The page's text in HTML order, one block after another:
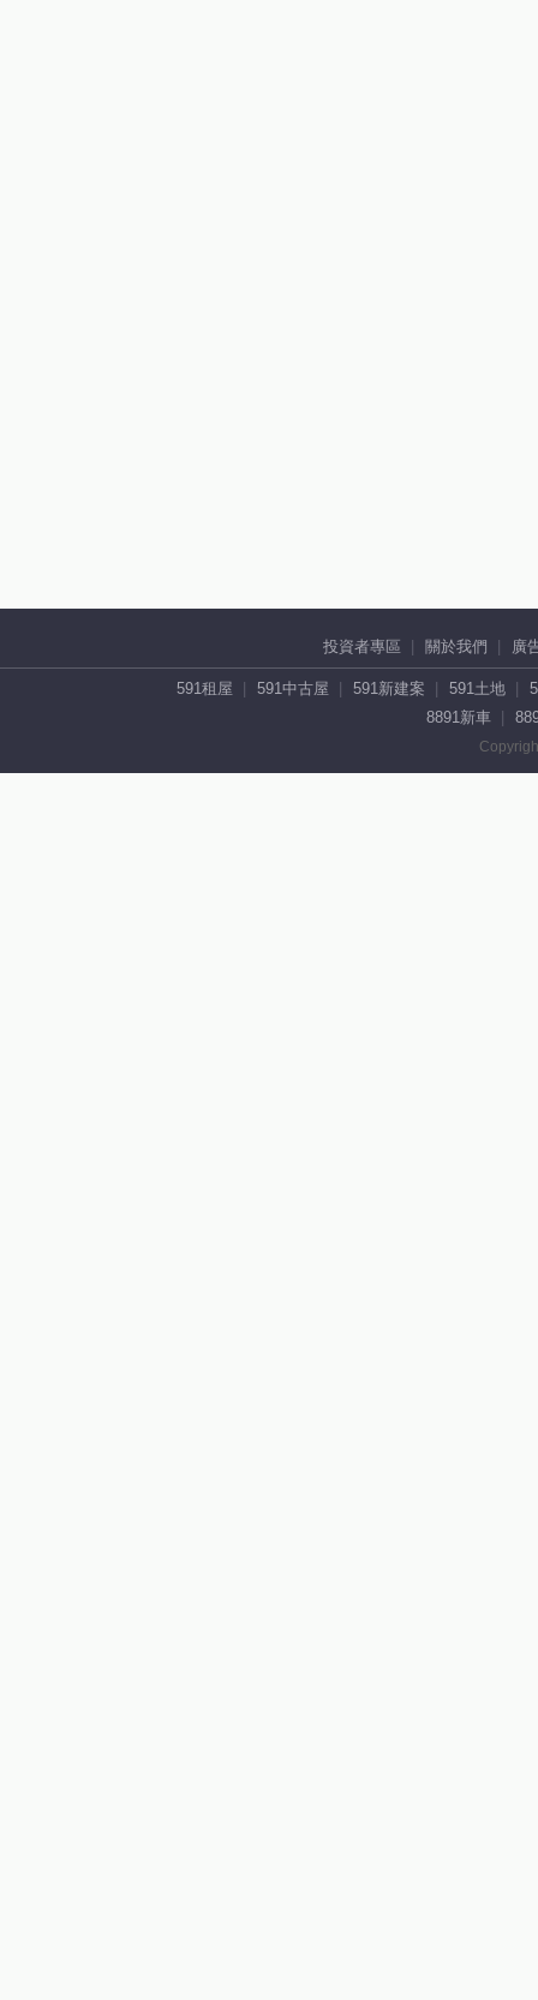
投資者專區 關於我們 廣
591租屋 591中古屋 591新建案 591土地
8891新車